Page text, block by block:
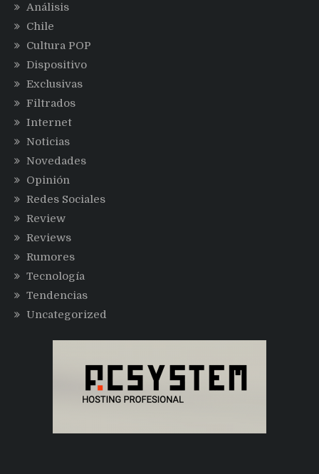
Análisis
Chile
Cultura POP
Dispositivo
Exclusivas
Filtrados
Internet
Noticias
Novedades
Opinión
Redes Sociales
Review
Reviews
Rumores
Tecnología
Tendencias
Uncategorized